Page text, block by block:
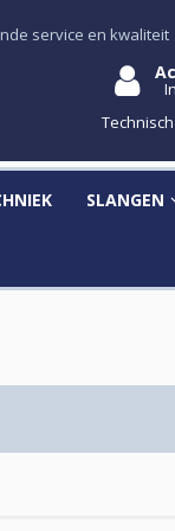
service en kwaliteit
SLANGEN